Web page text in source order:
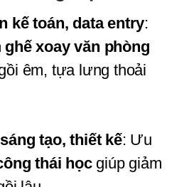
kế toán, data entry:
ghế xoay văn phòng
êm, tựa lưng thoải
tạo, thiết kế: Ưu
thái học giúp giảm